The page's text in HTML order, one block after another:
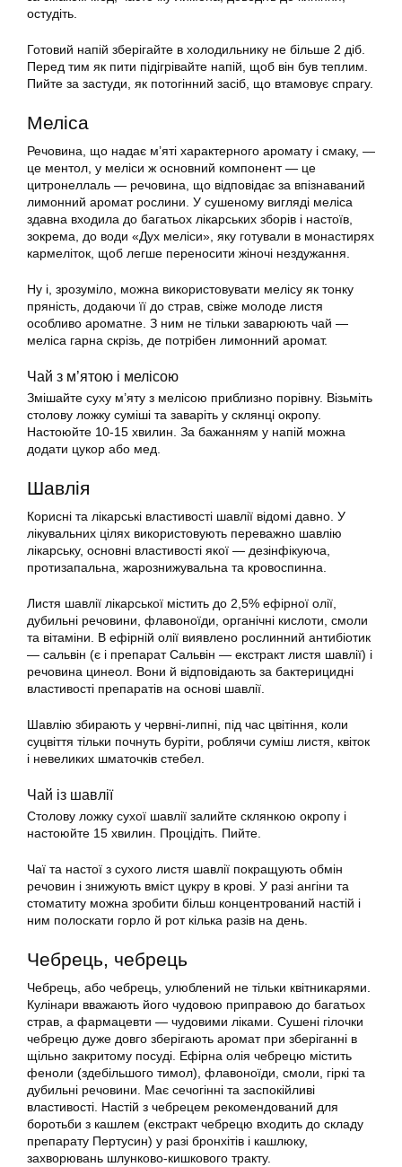
остудіть.
Готовий напій зберігайте в холодильнику не більше 2 діб.
Перед тим як пити підігрівайте напій, щоб він був теплим.
Пийте за застуди, як потогінний засіб, що втамовує спрагу.
Меліса
Речовина, що надає м’яті характерного аромату і смаку, —
це ментол, у меліси ж основний компонент — це
цитронеллаль — речовина, що відповідає за впізнаваний
лимонний аромат рослини. У сушеному вигляді меліса
здавна входила до багатьох лікарських зборів і настоїв,
зокрема, до води «Дух меліси», яку готували в монастирях
кармеліток, щоб легше переносити жіночі нездужання.
Ну і, зрозуміло, можна використовувати мелісу як тонку
пряність, додаючи її до страв, свіже молоде листя
особливо ароматне. З ним не тільки заварюють чай —
меліса гарна скрізь, де потрібен лимонний аромат.
Чай з м’ятою і мелісою
Змішайте суху м’яту з мелісою приблизно порівну. Візьміть
столову ложку суміші та заваріть у склянці окропу.
Настоюйте 10-15 хвилин. За бажанням у напій можна
додати цукор або мед.
Шавлія
Корисні та лікарські властивості шавлії відомі давно. У
лікувальних цілях використовують переважно шавлію
лікарську, основні властивості якої — дезінфікуюча,
протизапальна, жарознижувальна та кровоспинна.
Листя шавлії лікарської містить до 2,5% ефірної олії,
дубильні речовини, флавоноїди, органічні кислоти, смоли
та вітаміни. В ефірній олії виявлено рослинний антибіотик
— сальвін (є і препарат Сальвін — екстракт листя шавлії) і
речовина цинеол. Вони й відповідають за бактерицидні
властивості препаратів на основі шавлії.
Шавлію збирають у червні-липні, під час цвітіння, коли
суцвіття тільки почнуть буріти, роблячи суміш листя, квіток
і невеликих шматочків стебел.
Чай із шавлії
Столову ложку сухої шавлії залийте склянкою окропу і
настоюйте 15 хвилин. Процідіть. Пийте.
Чаї та настої з сухого листя шавлії покращують обмін
речовин і знижують вміст цукру в крові. У разі ангіни та
стоматиту можна зробити більш концентрований настій і
ним полоскати горло й рот кілька разів на день.
Чебрець, чебрець
Чебрець, або чебрець, улюблений не тільки квітникарями.
Кулінари вважають його чудовою приправою до багатьох
страв, а фармацевти — чудовими ліками. Сушені гілочки
чебрецю дуже довго зберігають аромат при зберіганні в
щільно закритому посуді. Ефірна олія чебрецю містить
феноли (здебільшого тимол), флавоноїди, смоли, гіркі та
дубильні речовини. Має сечогінні та заспокійливі
властивості. Настій з чебрецем рекомендований для
боротьби з кашлем (екстракт чебрецю входить до складу
препарату Пертусин) у разі бронхітів і кашлюку,
захворювань шлунково-кишкового тракту.